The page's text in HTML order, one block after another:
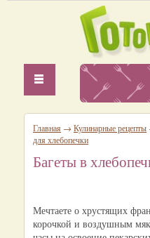
Главная → Кулинарные рецепты
для хлебопечки
Багеты в
Мечтаете о хрустящих
корочкой и воздушным